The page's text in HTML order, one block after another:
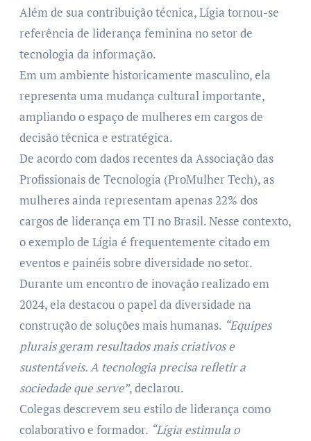
Além de sua contribuição técnica, Lígia tornou-se
referência de liderança feminina no setor de
tecnologia da informação.
Em um ambiente historicamente masculino, ela
representa uma mudança cultural importante,
ampliando o espaço de mulheres em cargos de
decisão técnica e estratégica.
De acordo com dados recentes da Associação das
Profissionais de Tecnologia (ProMulher Tech), as
mulheres ainda representam apenas 22% dos
cargos de liderança em TI no Brasil. Nesse contexto,
o exemplo de Lígia é frequentemente citado em
eventos e painéis sobre diversidade no setor.
Durante um encontro de inovação realizado em
2024, ela destacou o papel da diversidade na
construção de soluções mais humanas. “Equipes
plurais geram resultados mais criativos e
sustentáveis. A tecnologia precisa refletir a
sociedade que serve”, declarou.
Colegas descrevem seu estilo de liderança como
colaborativo e formador. “Lígia estimula o